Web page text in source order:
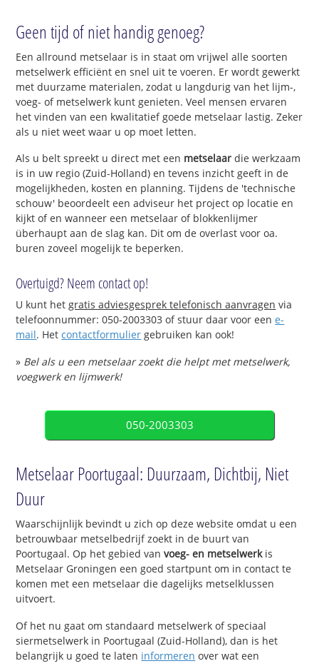
Geen tijd of niet handig genoeg?
Een allround metselaar is in staat om vrijwel alle soorten
metselwerk efficiënt en snel uit te voeren. Er wordt gewerkt
met duurzame materialen, zodat u langdurig van het lijm-,
voeg- of metselwerk kunt genieten. Veel mensen ervaren
het vinden van een kwalitatief goede metselaar lastig. Zeker
als u niet weet waar u op moet letten.
Als u belt spreekt u direct met een metselaar die werkzaam
is in uw regio (Zuid-Holland) en tevens inzicht geeft in de
mogelijkheden, kosten en planning. Tijdens de 'technische
schouw' beoordeelt een adviseur het project op locatie en
kijkt of en wanneer een metselaar of blokkenlijmer
überhaupt aan de slag kan. Dit om de overlast voor oa.
buren zoveel mogelijk te beperken.
Overtuigd? Neem contact op!
U kunt hetgratis adviesgesprek telefonisch aanvragen via
telefoonnummer: 050-2003303 of stuur daar voor eene-
mail. Hetcontactformulier gebruiken kan ook!
» Bel als u een metselaar zoekt die helpt met metselwerk,
voegwerk en lijmwerk!
050-2003303
Metselaar Poortugaal: Duurzaam, Dichtbij, Niet
Duur
Waarschijnlijk bevindt u zich op deze website omdat u een
betrouwbaar metselbedrijf zoekt in de buurt van
Poortugaal. Op het gebied van voeg- en metselwerkis
Metselaar Groningen een goed startpunt om in contact te
komen met een metselaar die dagelijks metselklussen
uitvoert.
Of het nu gaat om standaard metselwerk of speciaal
siermetselwerk in Poortugaal (Zuid-Holland), dan is het
belangrijk u goed te laten informeren over wat een